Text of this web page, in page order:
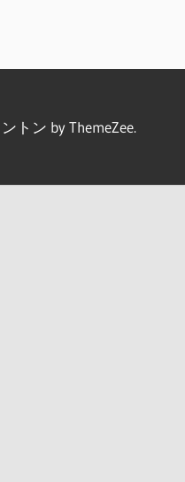
トン by ThemeZee.